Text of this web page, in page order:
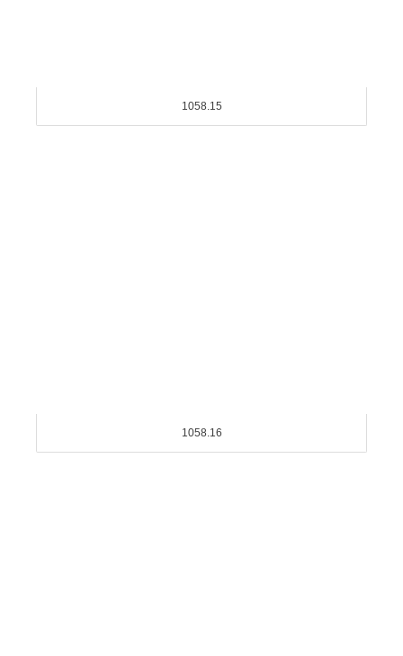
1058.15
1058.16